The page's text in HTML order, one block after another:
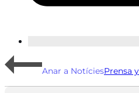
Anar a NotíciesPrensa